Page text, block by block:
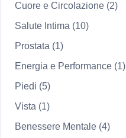
Cuore e Circolazione (2)
Salute Intima (10)
Prostata (1)
Energia e Performance (1)
Piedi (5)
Vista (1)
Benessere Mentale (4)